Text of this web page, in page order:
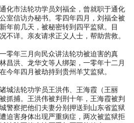
化市法轮功学员刘福全，曾就职于通化
室信访办秘书。零四年四月，刘福全被
年前几天，被秘密转到四平监狱。目
不详。亲友请求正义人士，帮助营救。
零年三月向民众讲法轮功被迫害的真
昌洪、龙华文等人绑架，一零年十二月
今年四月被劫持到贵州羊艾监狱。
城法轮功学员王洪伟、王海霞（王丽
抓捕。王洪伟被判刑十年，王海霞被判
警察把他们夫妻分别押送到山东省监狱
迫害身体出现严重病症，两次被监狱拒